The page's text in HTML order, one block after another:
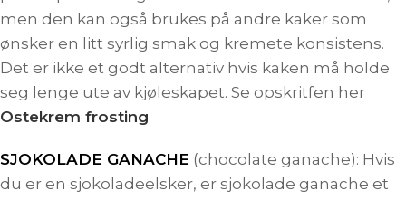
men den kan også brukes på andre kaker som
ønsker en litt syrlig smak og kremete konsistens.
Det er ikke et godt alternativ hvis kaken må holde
seg lenge ute av kjøleskapet. Se opskritfen her
Ostekrem frosting
SJOKOLADE GANACHE (chocolate ganache): Hvis
du er en sjokoladeelsker, er sjokolade ganache et